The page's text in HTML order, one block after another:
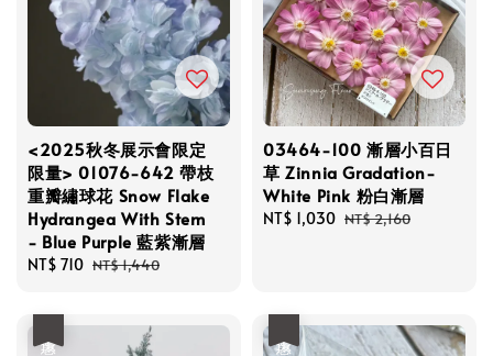
<2025秋冬展示會限定
限量> 01076-642 帶枝
重瓣繡球花 Snow Flake
Hydrangea With Stem
- Blue Purple 藍紫漸層
Sale
NT$ 710 Regular
NT$ 1,440
03464-100 漸層小百日
草 Zinnia Gradation-
White Pink 粉白漸層
Sale
NT$ 1,030 Regular
NT$ 2,160